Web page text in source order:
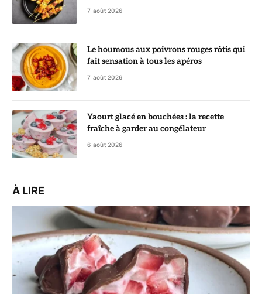
7 août 2026
Le houmous aux poivrons rouges rôtis qui
fait sensation à tous les apéros
7 août 2026
Yaourt glacé en bouchées : la recette
fraîche à garder au congélateur
6 août 2026
À LIRE